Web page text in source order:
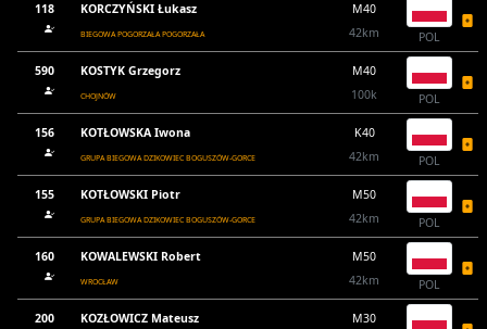
118 KORCZYŃSKI Łukasz
BIEGOWA POGORZAŁA POGORZAŁA
M40
42km
POL
590 KOSTYK Grzegorz
CHOJNÓW
M40
100k
POL
156 KOTŁOWSKA Iwona
GRUPA BIEGOWA DZIKOWIEC BOGUSZÓW-GORCE
K40
42km
POL
155 KOTŁOWSKI Piotr
GRUPA BIEGOWA DZIKOWIEC BOGUSZÓW-GORCE
M50
42km
POL
160 KOWALEWSKI Robert
WROCŁAW
M50
42km
POL
200 KOZŁOWICZ Mateusz
M30